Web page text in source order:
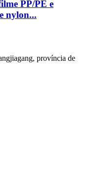
PP/PE e
nylon...
província de